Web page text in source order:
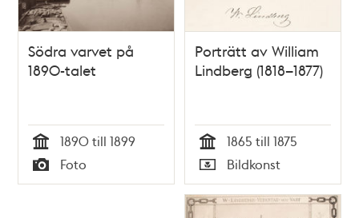
Södra varvet på
1890-talet
Tid
1890 till 1899
Typ
Foto
Porträtt av William
Lindberg (1818–1877)
Tid
1865 till 1875
Typ
Bildkonst